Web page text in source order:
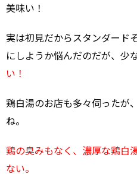
美味い！
実は初見だからスタンダード
にしようか悩んだのだが、少
い！
鶏白湯のお店も多々伺ったが
ね。
鶏の臭みもなく、濃厚な鶏白
ない。